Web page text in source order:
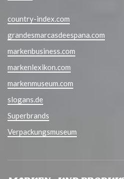
country-index.com
grandesmarcasdeespana.com
markenbusiness.com
markenlexikon.com
markenmuseum.com
slogans.de
Superbrands
Verpackungsmuseum